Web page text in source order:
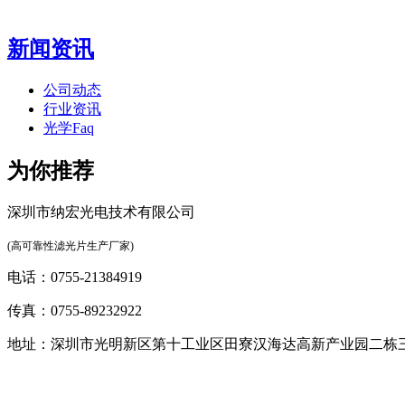
新闻资讯
公司动态
行业资讯
光学Faq
为你推荐
深圳市纳宏光电技术有限公司
(高可靠性滤光片生产厂家)
电话：0755-21384919
传真：0755-89232922
地址：深圳市光明新区第十工业区田寮汉海达高新产业园二栋